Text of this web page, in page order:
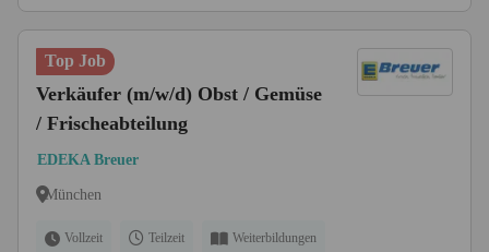
Top Job
Verkäufer (m/w/d) Obst / Gemüse
/ Frischeabteilung
EDEKA Breuer
München
Vollzeit Teilzeit Weiterbildungen